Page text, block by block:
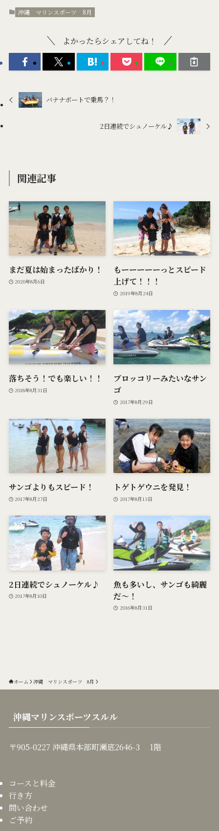
沖縄 マリンスポーツ 8月
よかったらシェアしてね！
バナナボートで乗馬？！
2日連続でシュノーケル♪
関連記事
まだ夏は始まったばかり！
2020年8月6日
もーーーーーっとスピード
上げて！！！
2019年8月24日
落ちそう！でも楽しい！！
2018年8月31日
ブロッコリーみたいなサン
ゴ
2017年8月29日
サンゴよりもスピード！
2017年8月27日
トゲトゲウニを発見！
2017年8月13日
2日連続でシュノーケル♪
2017年8月10日
魚も多いし、サンゴも綺麗
だ～！
2016年8月31日
ホーム 沖縄 マリンスポーツ 8月
沖縄マリンスポーツスルル
〒905-0227 沖縄県本部町瀬底2646-3 1階
コースと料金
行き方
問い合わせ
ご予約